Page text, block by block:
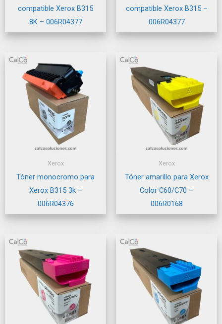
compatible Xerox B315
8K – 006R04377
compatible Xerox B315 –
006R04377
Xerox
Tóner monocromo para
Xerox B315 3k –
006R04376
Xerox
Tóner amarillo para Xerox
Color C60/C70 –
006R0168